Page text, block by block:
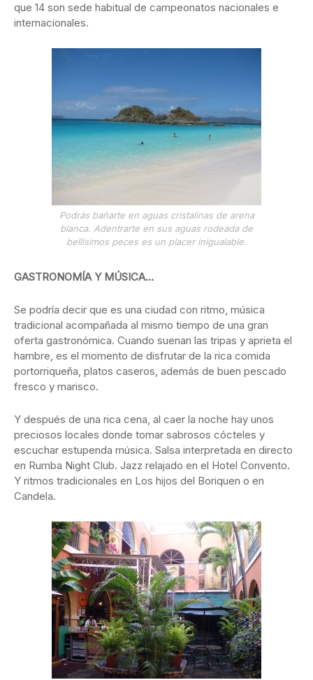
que 14 son sede habitual de campeonatos nacionales e
internacionales.
Podrás bañarte en aguas cristalinas de arena
blanca. Adentrarte en sus aguas rodeada de
bellísimos peces es un placer inigualable.
GASTRONOMÍA Y MÚSICA…
Se podría decir que es una ciudad con ritmo, música
tradicional acompañada al mismo tiempo de una gran
oferta gastronómica. Cuando suenan las tripas y aprieta el
hambre, es el momento de disfrutar de la rica comida
portorriqueña, platos caseros, además de buen pescado
fresco y marisco.
Y después de una rica cena, al caer la noche hay unos
preciosos locales donde tomar sabrosos cócteles y
escuchar estupenda música. Salsa interpretada en directo
en Rumba Night Club. Jazz relajado en el Hotel Convento.
Y ritmos tradicionales en Los hijos del Boriquen o en
Candela.